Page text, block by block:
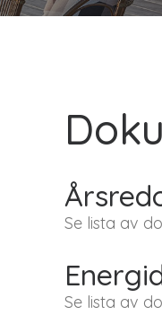
Se lista av
Se lista av